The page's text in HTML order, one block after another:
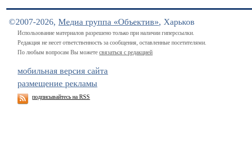
©2007-2026,Медиа группа «Объектив», Харьков
Использование материалов разрешено только при наличии гиперссылки.
Редакция не несет ответственность за сообщения, оставленные посетителями.
По любым вопросам Вы можетесвязаться с редакцией
мобильная версия сайта
размещение рекламы
подписывайтесь на RSS